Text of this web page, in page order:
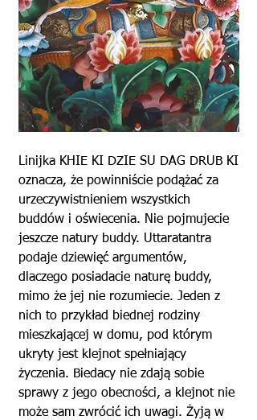
Linijka KHIE KI DZIE SU DAG DRUB KI
oznacza, że powinniście podążać za
urzeczywistnieniem wszystkich
buddów i oświecenia. Nie pojmujecie
jeszcze natury buddy. Uttaratantra
podaje dziewięć argumentów,
dlaczego posiadacie naturę buddy,
mimo że jej nie rozumiecie. Jeden z
nich to przykład biednej rodziny
mieszkającej w domu, pod którym
ukryty jest klejnot spełniający
życzenia. Biedacy nie zdają sobie
sprawy z jego obecności, a klejnot nie
może sam zwrócić ich uwagi. Żyją w